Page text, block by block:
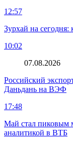
12:57
Зурхай на сегодня:
10:02
07.08.2026
Российский
Даньдань на ВЭФ
17:48
Май стал пиковым
аналитикой в ВТБ